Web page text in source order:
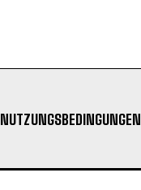
NUTZUNGSBEDINGUNGEN